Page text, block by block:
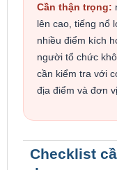
Cần thận trọng:
lên cao, tiếng nổ
nhiều điểm kích
người tổ chức
cần kiểm tra với
địa điểm và đơn
Checklist